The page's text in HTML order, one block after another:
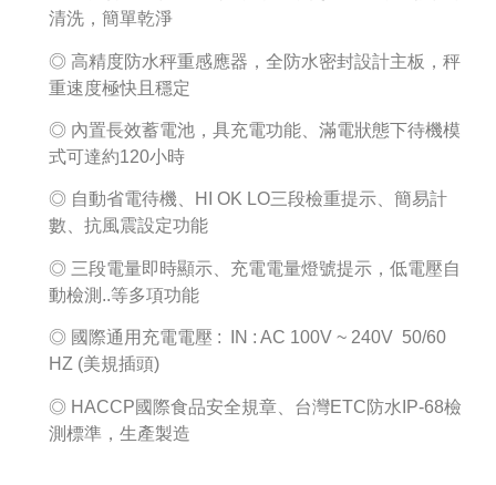
清洗，簡單乾淨
◎ 高精度防水秤重感應器，全防水密封設計主板，秤
重速度極快且穩定
◎ 內置長效蓄電池，具充電功能、滿電狀態下待機模
式可達約120小時
◎ 自動省電待機、HI OK LO三段檢重提示、簡易計
數、抗風震設定功能
◎ 三段電量即時顯示、充電電量燈號提示，低電壓自
動檢測..等多項功能
◎ 國際通用充電電壓 : IN : AC 100V ~ 240V 50/60
HZ (美規插頭)
◎ HACCP國際食品安全規章、台灣ETC防水IP-68檢
測標準，生產製造